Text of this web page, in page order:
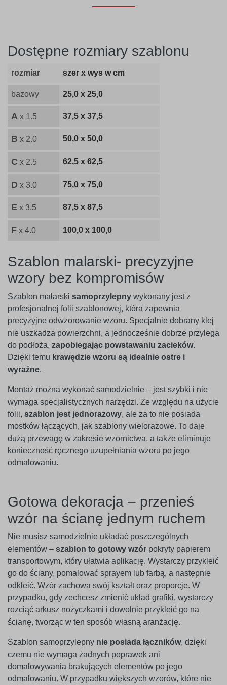
Dostępne rozmiary szablonu
rozmiar szer x wys w cm
bazowy 25,0 x 25,0
A x 1.5 37,5 x 37,5
B x 2.0 50,0 x 50,0
C x 2.5 62,5 x 62,5
D x 3.0 75,0 x 75,0
E x 3.5 87,5 x 87,5
F x 4.0 100,0 x 100,0
Szablon malarski- precyzyjne
wzory bez kompromisów
Szablon malarski samoprzylepny wykonany jest z
profesjonalnej folii szablonowej, która zapewnia
precyzyjne odwzorowanie wzoru. Specjalnie dobrany klej
nie uszkadza powierzchni, a jednocześnie dobrze przylega
do podłoża, zapobiegając powstawaniu zacieków.
Dzięki temu krawędzie wzoru są idealnie ostre i
wyraźne.
Montaż można wykonać samodzielnie – jest szybki i nie
wymaga specjalistycznych narzędzi. Ze względu na użycie
folii, szablon jest jednorazowy, ale za to nie posiada
mostków łączących, jak szablony wielorazowe. To daje
dużą przewagę w zakresie wzornictwa, a także eliminuje
konieczność ręcznego uzupełniania wzoru po jego
odmalowaniu.
Gotowa dekoracja – przenieś
wzór na ścianę jednym ruchem
Nie musisz samodzielnie układać poszczególnych
elementów – szablon to gotowy wzór pokryty papierem
transportowym, który ułatwia aplikację. Wystarczy przykleić
go do ściany, pomalować sprayem lub farbą, a następnie
odkleić. Wzór zachowa swój kształt oraz proporcje. W
przypadku, gdy zechcesz zmienić układ grafiki, wystarczy
rozciąć arkusz nożyczkami i dowolnie przykleić go na
ścianę, tworząc w ten sposób własną aranżację.
Szablon samoprzylepny nie posiada łączników, dzięki
czemu nie wymaga żadnych poprawek ani
domalowywania brakujących elementów po jego
odmalowaniu. W przypadku większych wzorów, które nie